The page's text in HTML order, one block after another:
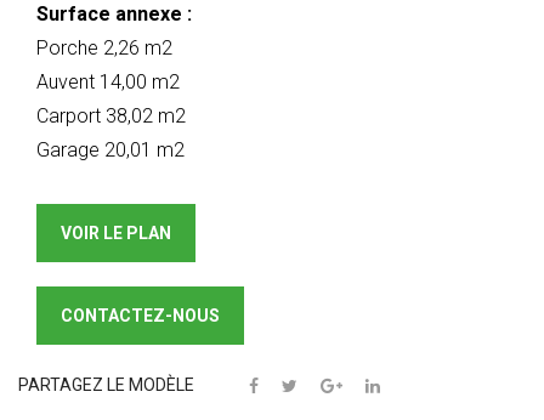
Surface annexe :
Porche 2,26 m2
Auvent 14,00 m2
Carport 38,02 m2
Garage 20,01 m2
VOIR LE PLAN
CONTACTEZ-NOUS
PARTAGEZ LE MODÈLE